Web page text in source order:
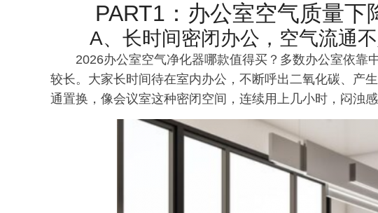
PART1：办公室空气质量下
A、长时间密闭办公，空气流通
2026办公室空气净化器哪款值得买？多数办公室依靠
较长。大家长时间待在室内办公，不断呼出二氧化碳、产
通置换，像会议室这种密闭空间，连续用上几小时，闷浊感